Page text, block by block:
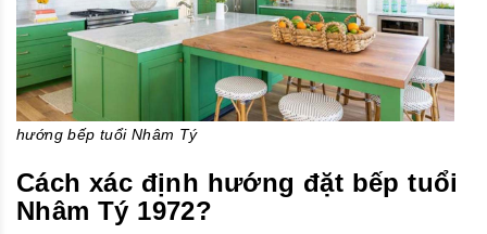
hướng bếp tuổi Nhâm Tý
Cách xác định hướng đặt bếp tuổi
Nhâm Tý 1972?